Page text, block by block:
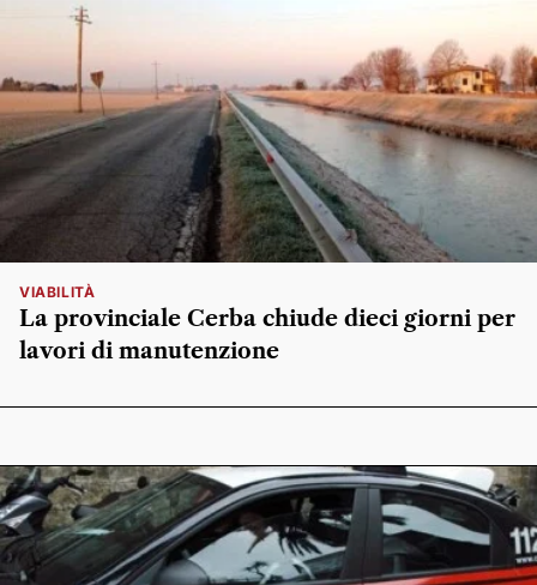
VIABILITÀ
La provinciale Cerba chiude dieci giorni per
lavori di manutenzione